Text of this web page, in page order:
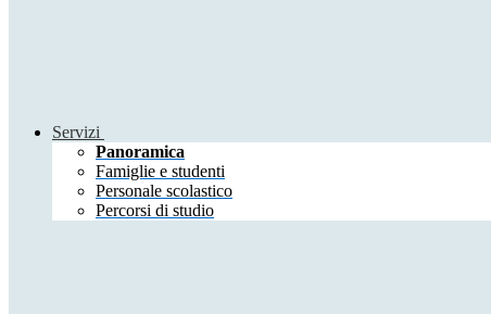
Servizi
Panoramica
Famiglie e studenti
Personale scolastico
Percorsi di studio